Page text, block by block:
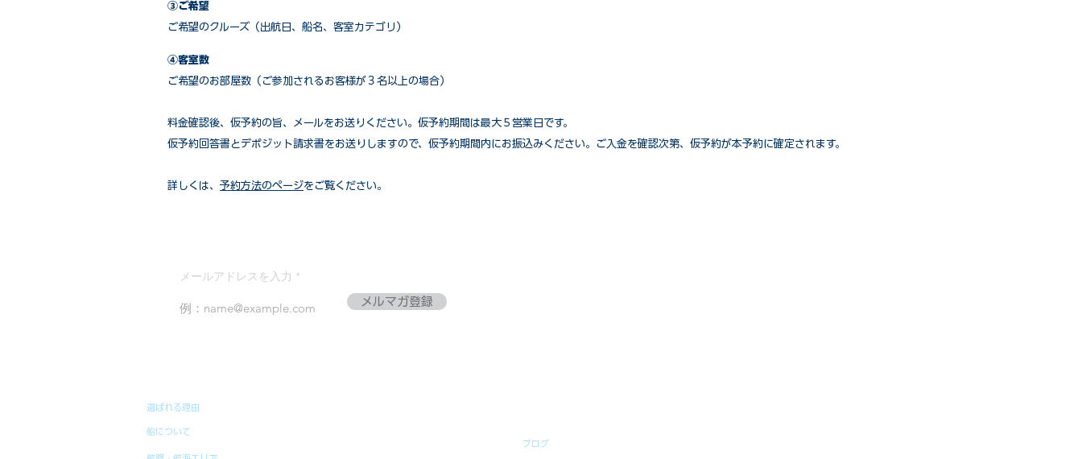
③ご希望
ご希望のクルーズ（出航日、船名、客室カテゴリ）
④客室数
ご希望のお部屋数（ご参加されるお客様が３名以上の場合）
​料金確認後、仮予約の旨、メールをお送りください。仮予約期間は最大５営業日です。
仮予約回答書とデポジット請求書をお送りしますので、仮予約期間内にお振込みください。ご入金を確認次第、仮予約が本予約に確定されます。
詳しくは、 予約方法のページをご覧ください。
メールアドレスを入力
メルマガ登録
選ばれる理由
船について
ブログ